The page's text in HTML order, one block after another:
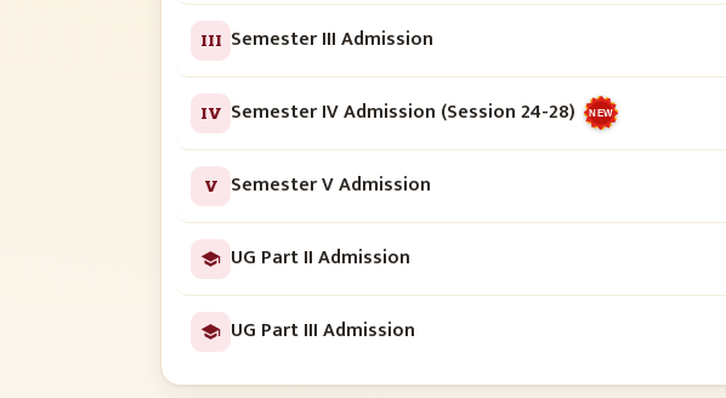
III Semester III Admission
IV Semester IV Admission (Session 24-28) NEW
V Semester V Admission
UG Part II Admission
UG Part III Admission